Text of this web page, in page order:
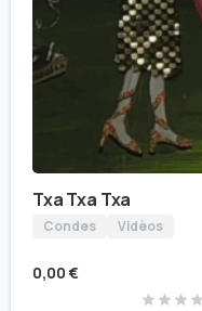
Txa Txa Txa
Condes Vidèos
0,00 €